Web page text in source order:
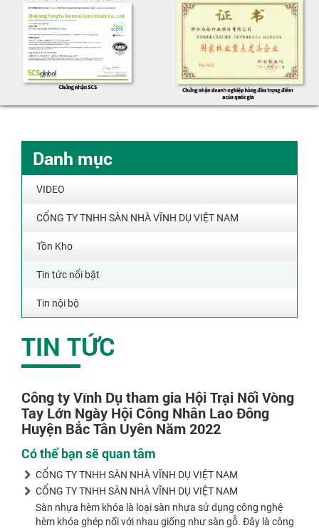
Danh mục
VIDEO
CỔNG TY TNHH SÀN NHÀ VĨNH DỤ VIỆT NAM
Tồn Kho
Tin tức nổi bật
Tin nội bộ
TIN TỨC
Công ty Vĩnh Dụ tham gia Hội Trại Nối Vòng
Tay Lớn Ngày Hội Công Nhân Lao Đông
Huyện Bắc Tân Uyên Năm 2022
Có thể bạn sẽ quan tâm
CỔNG TY TNHH SÀN NHÀ VĨNH DỤ VIỆT NAM
CỔNG TY TNHH SÀN NHÀ VĨNH DỤ VIỆT NAM
Sàn nhựa hèm khóa là loại sàn nhựa sử dụng công nghệ
hèm khóa ghép nối với nhau giống như sàn gỗ. Đây là công